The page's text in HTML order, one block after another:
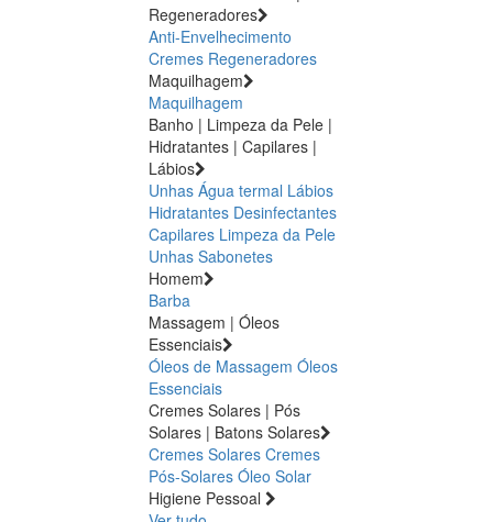
Regeneradores
Anti-Envelhecimento
Cremes Regeneradores
Maquilhagem
Maquilhagem
Banho | Limpeza da Pele |
Hidratantes | Capilares |
Lábios
Unhas Água termal Lábios
Hidratantes Desinfectantes
Capilares Limpeza da Pele
Unhas Sabonetes
Homem
Barba
Massagem | Óleos
Essenciais
Óleos de Massagem Óleos
Essenciais
Cremes Solares | Pós
Solares | Batons Solares
Cremes Solares Cremes
Pós-Solares Óleo Solar
Higiene Pessoal